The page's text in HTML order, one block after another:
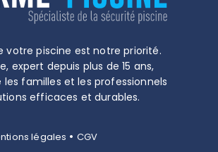
votre piscine est notre priorité.
expert depuis plus de 15 ans,
familles et les professionnels
efficaces et durables.
légales • CGV